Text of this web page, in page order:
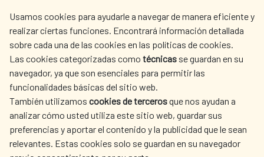
Usamos cookies para ayudarle a navegar de manera eficiente y
realizar ciertas funciones. Encontrará información detallada
sobre cada una de las cookies en las políticas de cookies.
Las cookies categorizadas como técnicas se guardan en su
navegador, ya que son esenciales para permitir las
funcionalidades básicas del sitio web.
También utilizamos cookies de tercerosque nos ayudan a
analizar cómo usted utiliza este sitio web, guardar sus
preferencias y aportar el contenido y la publicidad que le sean
relevantes. Estas cookies solo se guardan en su navegador
AECID
WHERE DO WE COOPERATE?
SPANISH HUMANITARIAN
ACTION
PRESS ROOM
CULTURE AND SCIENCE LIBRARY